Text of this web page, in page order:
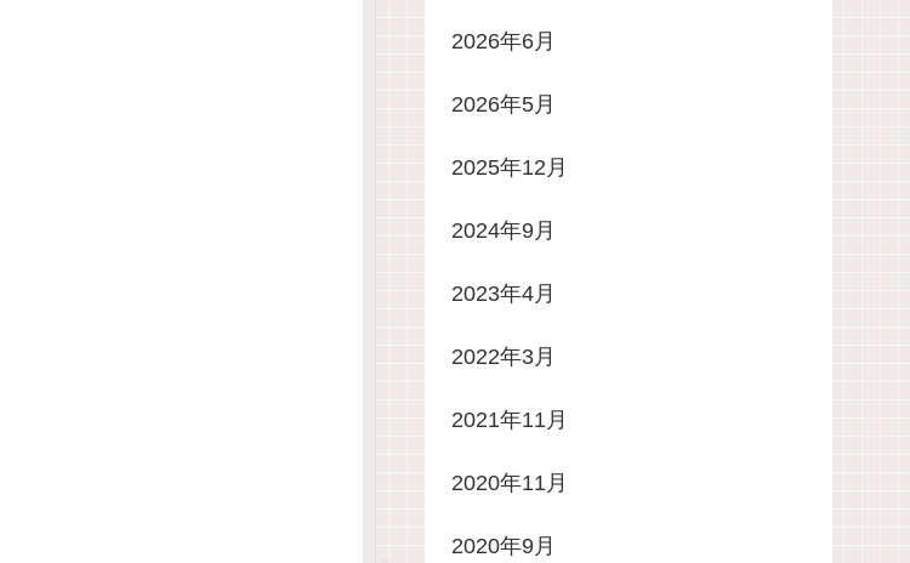
2026年6月
2026年5月
2025年12月
2024年9月
2023年4月
2022年3月
2021年11月
2020年11月
2020年9月